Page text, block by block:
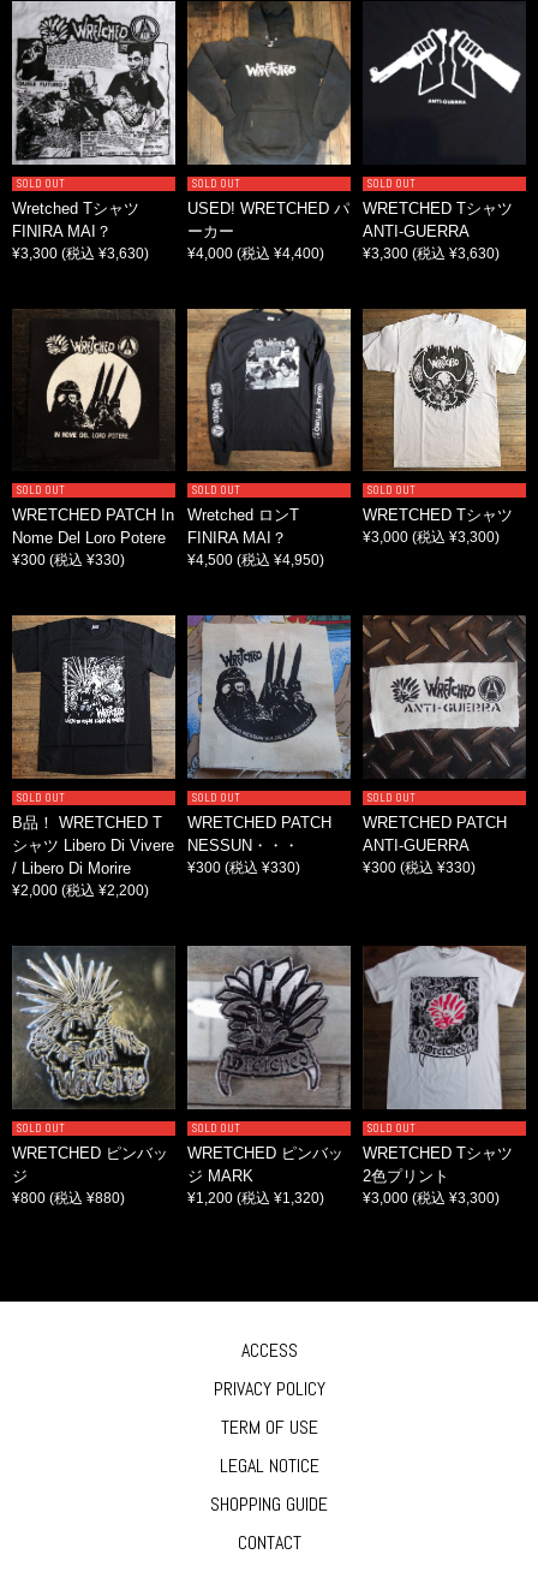
SOLD OUT
Wretched Tシャツ
FINIRA MAI？
¥3,300 (税込 ¥3,630)
SOLD OUT
USED! WRETCHED パ
ーカー
¥4,000 (税込 ¥4,400)
SOLD OUT
WRETCHED Tシャツ
ANTI-GUERRA
¥3,300 (税込 ¥3,630)
SOLD OUT
WRETCHED PATCH In
Nome Del Loro Potere
¥300 (税込 ¥330)
SOLD OUT
Wretched ロンT
FINIRA MAI？
¥4,500 (税込 ¥4,950)
SOLD OUT
WRETCHED Tシャツ
¥3,000 (税込 ¥3,300)
SOLD OUT
B品！ WRETCHED T
シャツ Libero Di Vivere
/ Libero Di Morire
¥2,000 (税込 ¥2,200)
SOLD OUT
WRETCHED PATCH
NESSUN・・・
¥300 (税込 ¥330)
SOLD OUT
WRETCHED PATCH
ANTI-GUERRA
¥300 (税込 ¥330)
SOLD OUT
WRETCHED ピンバッ
ジ
¥800 (税込 ¥880)
SOLD OUT
WRETCHED ピンバッ
ジ MARK
¥1,200 (税込 ¥1,320)
SOLD OUT
WRETCHED Tシャツ
2色プリント
¥3,000 (税込 ¥3,300)
ACCESS
PRIVACY POLICY
TERM OF USE
LEGAL NOTICE
SHOPPING GUIDE
CONTACT